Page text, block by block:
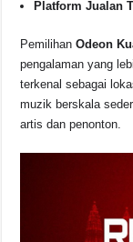
Platform Jualan
PemilihanOdeon
pengalaman yang
terkenal sebagai
muzik berskala
artis dan penonton.